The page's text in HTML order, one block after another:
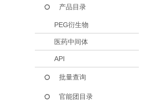
产品目录
PEG衍生物
医药中间体
API
批量查询
官能团目录